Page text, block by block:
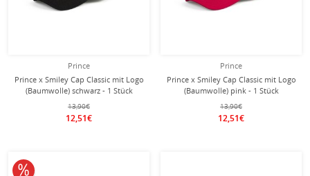
Prince
Prince x Smiley Cap Classic mit Logo
(Baumwolle) schwarz - 1 Stück
13,90€
12,51€
Prince
Prince x Smiley Cap Classic mit Logo
(Baumwolle) pink - 1 Stück
13,90€
12,51€
10% reduziert